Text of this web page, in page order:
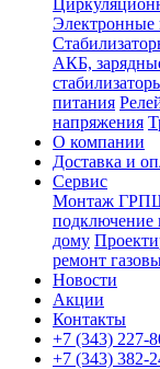
Электронные
АКБ,
питания
напряжения
О компании
Доставка и
Сервис
Монтаж
подключение
дому
ремонт
Новости
Акции
Контакты
+7 (343) 227-
+7 (343) 382-